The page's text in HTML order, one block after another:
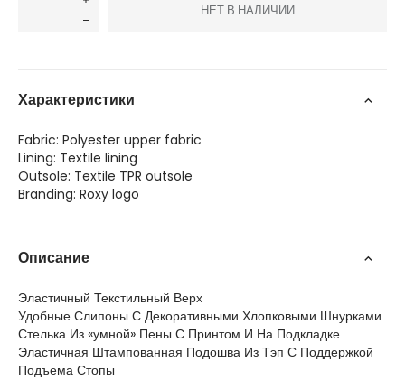
НЕТ В НАЛИЧИИ
Характеристики
Fabric: Polyester upper fabric
Lining: Textile lining
Outsole: Textile TPR outsole
Branding: Roxy logo
Описание
Эластичный Текстильный Верх
Удобные Слипоны С Декоративными Хлопковыми Шнурками
Стелька Из «умной» Пены С Принтом И На Подкладке
Эластичная Штампованная Подошва Из Тэп С Поддержкой
Подъема Стопы